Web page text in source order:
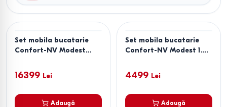
Set mobila bucatarie
Confort-NV Modest
Unicolor/Artwood
Deschis(Bej)
16399 Lei
Adaugă
Set mobila bucatarie
Confort-NV Modest 1.4
4499 Lei
Adaugă